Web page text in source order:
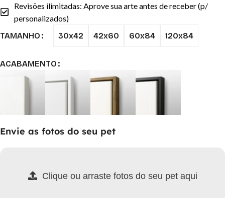
Revisões ilimitadas: Aprove sua arte antes de receber (p/
personalizados)
TAMANHO
30x42 42x60 60x84 120x84
ACABAMENTO
Envie as fotos do seu pet
Clique ou arraste fotos do seu pet aqui